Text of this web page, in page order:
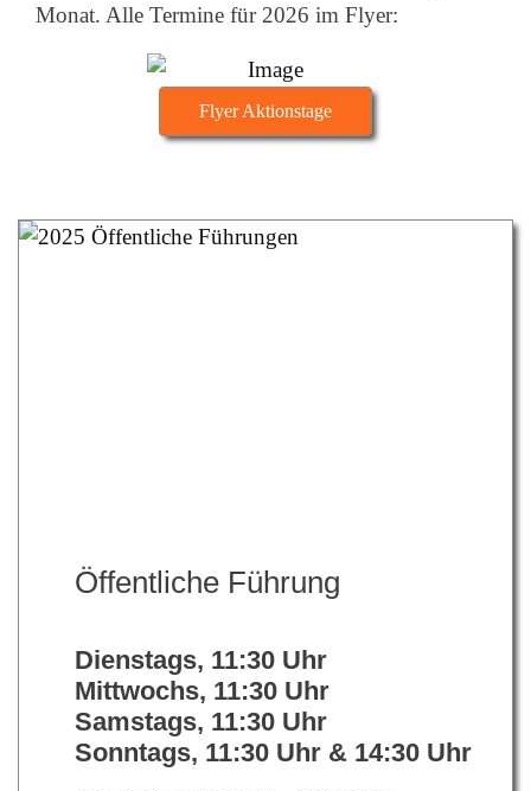
Monat. Alle Termine für 2026 im Flyer:
Flyer Aktionstage
Öffentliche Führung
Dienstags, 11:30 Uhr
Mittwochs, 11:30 Uhr
Samstags, 11:30 Uhr
Sonntags, 11:30 Uhr & 14:30 Uhr